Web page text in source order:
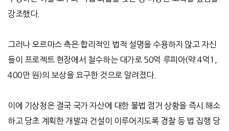
강조했다.
그러나 오르마스 측은 합리적인 법적 설명을 수용하지 않고 자신
들이 프로젝트 현장에서 철수하는 대가로 50억 루피아(약4억 1,
400만 원)의 보상을 요구한 것으로 알려졌다.
이에 기상청은 결국 국가 자산에 대한 불법 점거 상황을 즉시 해소
하고 당초 계획한 개발과 건설이 이루어지도록 경찰 등 법 집행 당